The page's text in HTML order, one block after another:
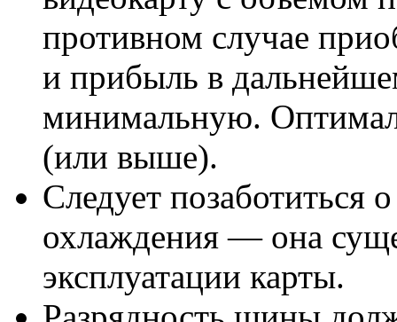
противном случае
и прибыль в
минимальную.
(или выше).
Следует позаботиться
охлаждения — она
эксплуатации карты.